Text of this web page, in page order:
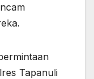
Tapanuli